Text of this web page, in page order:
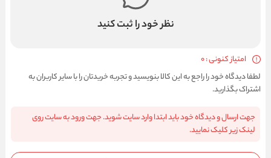
نظر خود را ثبت کنید
امتیاز کنونی : 0
لطفا دیدگاه خود را راجع به این کالا بنویسید و تجربه خریدتان را با سایر کاربران به
اشتراک بگذارید.
جهت ارسال و دیدگاه خود باید ابتدا وارد سایت شوید. جهت ورود به سایت روی
لینک زیر کلیک نمایید.